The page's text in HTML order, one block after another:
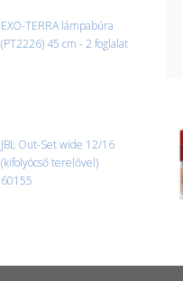
EXO-TERRA lámpabúra
(PT2226) 45 cm - 2 foglalat
JBL Out-Set wide 12/16
(kifolyócső terelővel)
60155